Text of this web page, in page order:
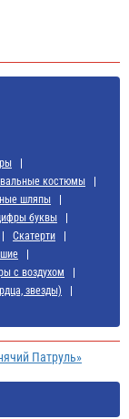
костюмы
шляпы
буквы
Скатерти
с воздухом
звезды)
Патруль»